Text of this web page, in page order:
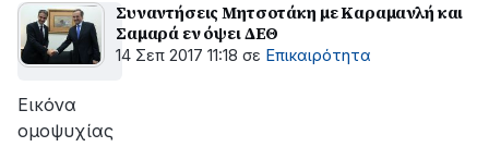
Συναντήσεις Μητσοτάκη με Καραμανλή και
Σαμαρά εν όψει ΔΕΘ
14 Σεπ 2017 11:18 σε Επικαιρότητα
Εικόνα
ομοψυχίας